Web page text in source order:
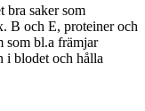
bra saker som
B och E, proteiner och
som bl.a främjar
i blodet och hålla